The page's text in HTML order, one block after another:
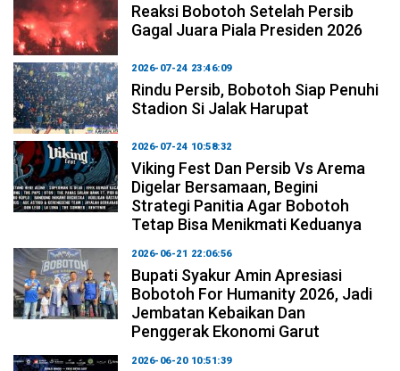
Reaksi Bobotoh Setelah Persib
Gagal Juara Piala Presiden 2026
2026-07-24 23:46:09
Rindu Persib, Bobotoh Siap Penuhi
Stadion Si Jalak Harupat
2026-07-24 10:58:32
Viking Fest Dan Persib Vs Arema
Digelar Bersamaan, Begini
Strategi Panitia Agar Bobotoh
Tetap Bisa Menikmati Keduanya
2026-06-21 22:06:56
Bupati Syakur Amin Apresiasi
Bobotoh For Humanity 2026, Jadi
Jembatan Kebaikan Dan
Penggerak Ekonomi Garut
2026-06-20 10:51:39